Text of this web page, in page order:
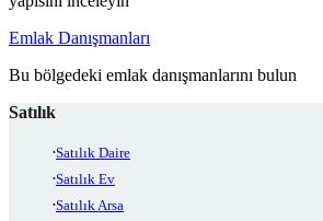
Emlak Danışmanları
Bu bölgedeki emlak danışmanlarını bulun
Satılık
Satılık Daire
Satılık Ev
Satılık Arsa